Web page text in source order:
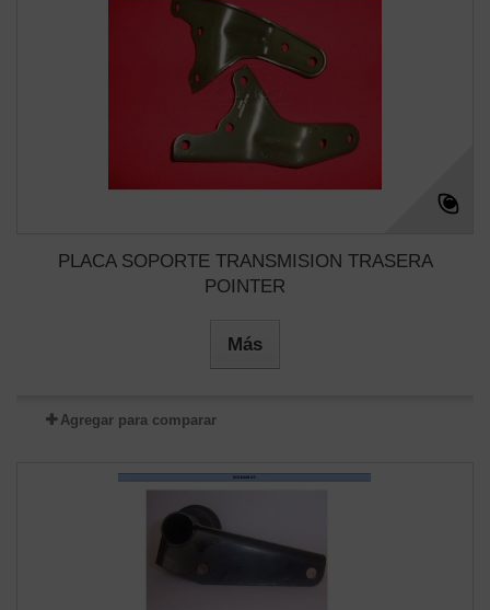
PLACA SOPORTE TRANSMISION TRASERA
POINTER
Más
Agregar para comparar